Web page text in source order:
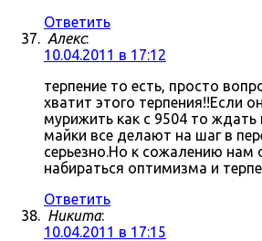
Ответить
Алекс:
10.04.2011 в 17:12
терпение то есть, просто
хватит этого терпения!!Если
мурижить как с 9504 то
майки все делают на шаг в
серьезно.Но к сожалению нам
набираться оптимизма и
Ответить
Никита:
10.04.2011 в 17:15